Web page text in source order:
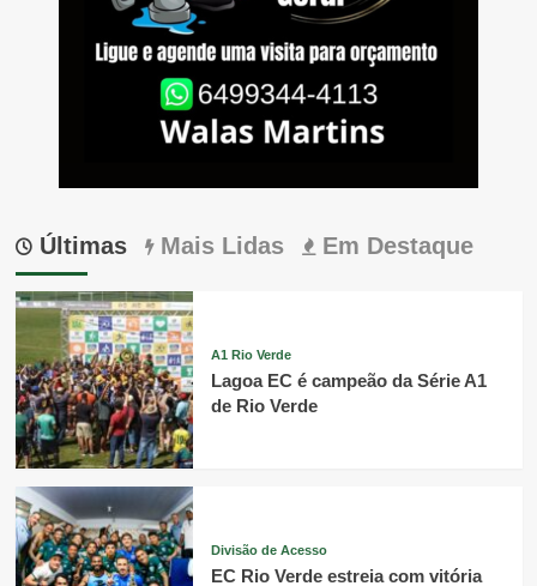
Últimas Mais Lidas Em Destaque
A1 Rio Verde
Lagoa EC é campeão da Série A1
de Rio Verde
Divisão de Acesso
EC Rio Verde estreia com vitória